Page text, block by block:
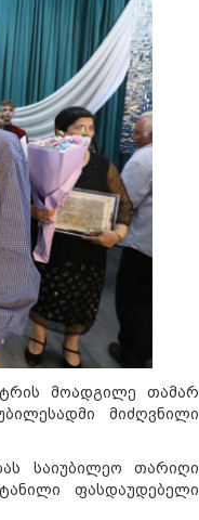
მოადგილე თამარ
მიძღვნილი
საიუბილეო თარიღი
ფასდაუდებელი